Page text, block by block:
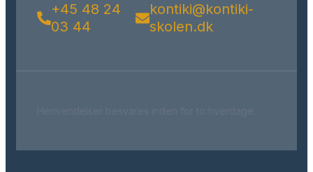
+45 48 24
03 44
kontiki@kontiki-
skolen.dk